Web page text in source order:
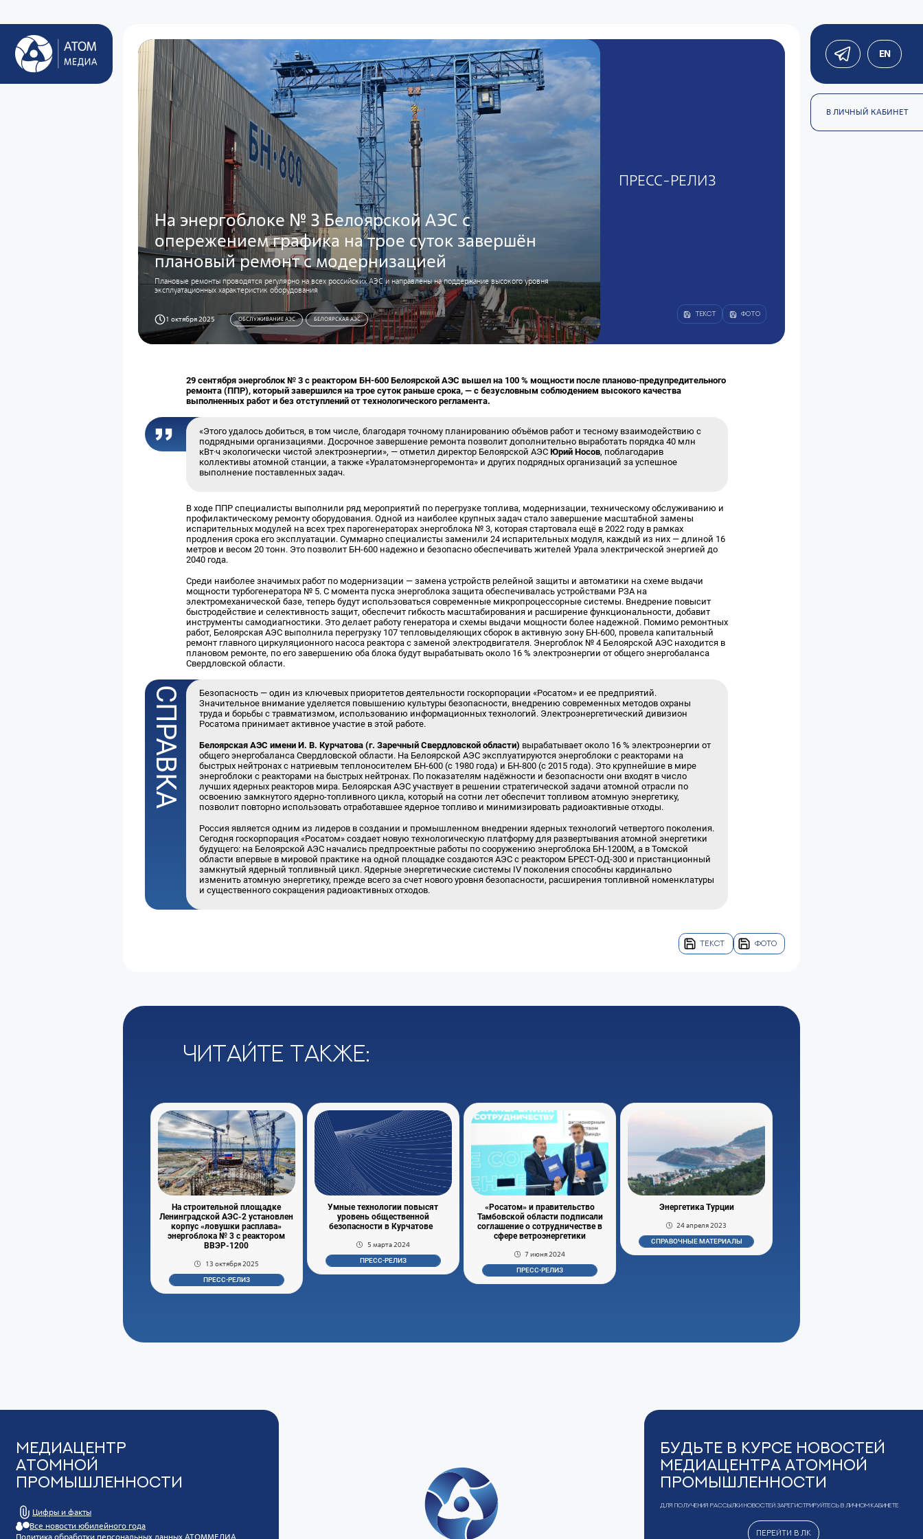
EN
В ЛИЧНЫЙ КАБИНЕТ
На энергоблоке № 3 Белоярской АЭС с
опережением графика на трое суток завершён
плановый ремонт с модернизацией
Плановые ремонты проводятся регулярно на всех российских АЭС и направлены на поддержание высокого уровня
эксплуатационных характеристик оборудования
1 октября 2025 ОБСЛУЖИВАНИЕ АЭС БЕЛОЯРСКАЯ АЭС
ПРЕСС-РЕЛИЗ
ТЕКСТ ФОТО
29 сентября энергоблок № 3 с реактором БН-600 Белоярской АЭС вышел на 100 % мощности после планово-предупредительного
ремонта (ППР), который завершился на трое суток раньше срока, — с безусловным соблюдением высокого качества
выполненных работ и без отступлений от технологического регламента.
«Этого удалось добиться, в том числе, благодаря точному планированию объёмов работ и тесному взаимодействию с
подрядными организациями. Досрочное завершение ремонта позволит дополнительно выработать порядка 40 млн
кВт·ч экологически чистой электроэнергии», — отметил директор Белоярской АЭС Юрий Носов, поблагодарив
коллективы атомной станции, а также «Уралатомэнергоремонта» и других подрядных организаций за успешное
выполнение поставленных задач.
В ходе ППР специалисты выполнили ряд мероприятий по перегрузке топлива, модернизации, техническому обслуживанию и
профилактическому ремонту оборудования. Одной из наиболее крупных задач стало завершение масштабной замены
испарительных модулей на всех трех парогенераторах энергоблока № 3, которая стартовала ещё в 2022 году в рамках
продления срока его эксплуатации. Суммарно специалисты заменили 24 испарительных модуля, каждый из них — длиной 16
метров и весом 20 тонн. Это позволит БН-600 надежно и безопасно обеспечивать жителей Урала электрической энергией до
2040 года.
Среди наиболее значимых работ по модернизации — замена устройств релейной защиты и автоматики на схеме выдачи
мощности турбогенератора № 5. С момента пуска энергоблока защита обеспечивалась устройствами РЗА на
электромеханической базе, теперь будут использоваться современные микропроцессорные системы. Внедрение повысит
быстродействие и селективность защит, обеспечит гибкость масштабирования и расширение функциональности, добавит
инструменты самодиагностики. Это делает работу генератора и схемы выдачи мощности более надежной. Помимо ремонтных
работ, Белоярская АЭС выполнила перегрузку 107 тепловыделяющих сборок в активную зону БН-600, провела капитальный
ремонт главного циркуляционного насоса реактора с заменой электродвигателя. Энергоблок № 4 Белоярской АЭС находится в
плановом ремонте, по его завершению оба блока будут вырабатывать около 16 % электроэнергии от общего энергобаланса
Свердловской области.
Безопасность — один из ключевых приоритетов деятельности госкорпорации «Росатом» и ее предприятий.
Значительное внимание уделяется повышению культуры безопасности, внедрению современных методов охраны
труда и борьбы с травматизмом, использованию информационных технологий. Электроэнергетический дивизион
Росатома принимает активное участие в этой работе.
Белоярская АЭС имени И. В. Курчатова (г. Заречный Свердловской области) вырабатывает около 16 % электроэнергии от
общего энергобаланса Свердловской области. На Белоярской АЭС эксплуатируются энергоблоки с реакторами на
быстрых нейтронах с натриевым теплоносителем БН-600 (с 1980 года) и БН-800 (с 2015 года). Это крупнейшие в мире
энергоблоки с реакторами на быстрых нейтронах. По показателям надёжности и безопасности они входят в число
лучших ядерных реакторов мира. Белоярская АЭС участвует в решении стратегической задачи атомной отрасли по
освоению замкнутого ядерно-топливного цикла, который на сотни лет обеспечит топливом атомную энергетику,
позволит повторно использовать отработавшее ядерное топливо и минимизировать радиоактивные отходы.
Россия является одним из лидеров в создании и промышленном внедрении ядерных технологий четвертого поколения.
Сегодня госкорпорация «Росатом» создает новую технологическую платформу для развертывания атомной энергетики
будущего: на Белоярской АЭС начались предпроектные работы по сооружению энергоблока БН-1200М, а в Томской
области впервые в мировой практике на одной площадке создаются АЭС с реактором БРЕСТ-ОД-300 и пристанционный
замкнутый ядерный топливный цикл. Ядерные энергетические системы IV поколения способны кардинально
изменить атомную энергетику, прежде всего за счет нового уровня безопасности, расширения топливной номенклатуры
и существенного сокращения радиоактивных отходов.
ТЕКСТ ФОТО
Читайте также:
На строительной площадке
Ленинградской АЭС-2 установлен
корпус «ловушки расплава»
энергоблока № 3 с реактором
ВВЭР-1200
13 октября 2025
ПРЕСС-РЕЛИЗ
Умные технологии повысят
уровень общественной
безопасности в Курчатове
5 марта 2024
ПРЕСС-РЕЛИЗ
«Росатом» и правительство
Тамбовской области подписали
соглашение о сотрудничестве в
сфере ветроэнергетики
7 июня 2024
ПРЕСС-РЕЛИЗ
Энергетика Турции
24 апреля 2023
СПРАВОЧНЫЕ МАТЕРИАЛЫ
Медиацентр
Атомной
Промышленности
Цифры и факты
Все новости юбилейного года
Будьте в курсе новостей
Медиацентра Атомной
Промышленности
Для получения рассылки новостей зарегистрируйтесь в Личном кабинете
Перейти в ЛК